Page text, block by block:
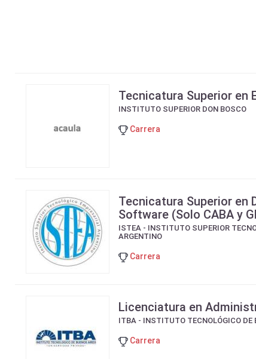
Tecnicatura Superior en
INSTITUTO SUPERIOR DON BOSCO
Carrera
Tecnicatura Superior en
Software (Solo CABA y
ISTEA - INSTITUTO SUPERIOR
ARGENTINO
Carrera
Licenciatura en
ITBA - INSTITUTO TECNOLÓGICO DE
Carrera